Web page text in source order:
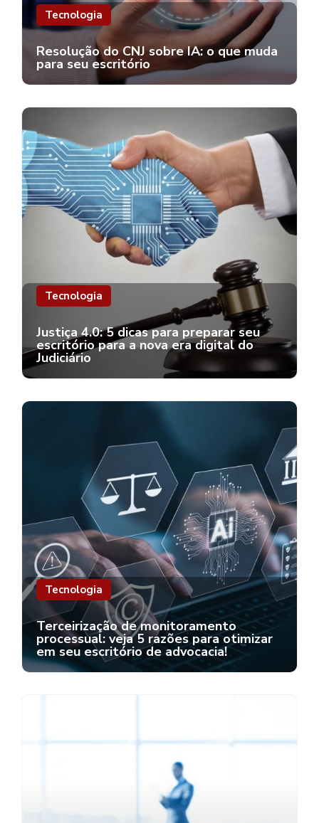
Tecnologia
Resolução do CNJ sobre IA: o que muda
para seu escritório
Tecnologia
Justiça 4.0: 5 dicas para preparar seu
escritório para a nova era digital do
Judiciário
Tecnologia
Terceirização de monitoramento
processual: veja 5 razões para otimizar
em seu escritório de advocacia!